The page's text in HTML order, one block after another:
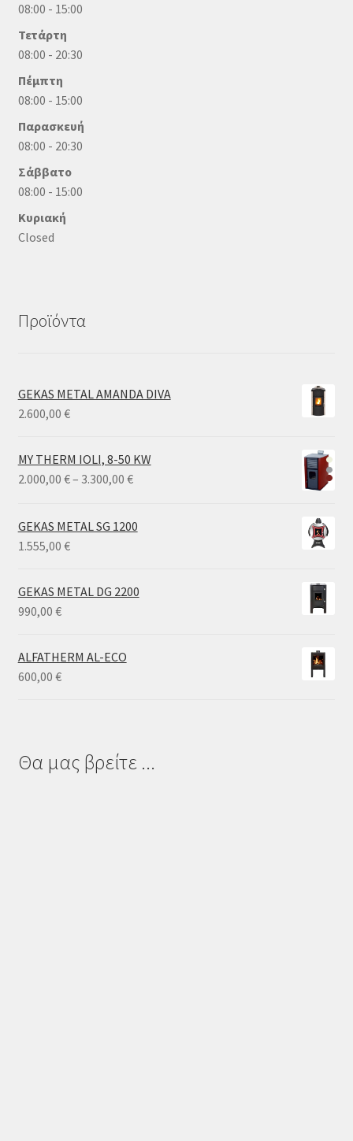
08:00 - 15:00
Τετάρτη
08:00 - 20:30
Πέμπτη
08:00 - 15:00
Παρασκευή
08:00 - 20:30
Σάββατο
08:00 - 15:00
Κυριακή
Closed
Προϊόντα
GEKAS METAL AMANDA DIVA
2.600,00 €
MY THERM IOLI, 8-50 KW
2.000,00 €– 3.300,00 €Price
through
GEKAS METAL SG 1200
1.555,00 €
GEKAS METAL DG 2200
990,00 €
ALFATHERM AL-ECO
600,00 €
Θα μας βρείτε ...